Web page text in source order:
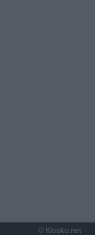
© Kiosko.net